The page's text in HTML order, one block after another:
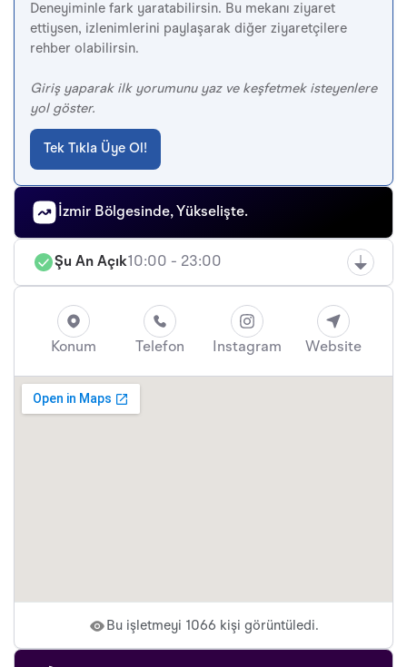
Deneyiminle fark yaratabilirsin. Bu mekanı ziyaret
ettiysen, izlenimlerini paylaşarak diğer ziyaretçilere
rehber olabilirsin.
Giriş yaparak ilk yorumunu yaz ve keşfetmek isteyenlere
yol göster.
Tek Tıkla Üye Ol!
İzmir Bölgesinde, Yükselişte.
Şu An Açık10:00 - 23:00
Konum Telefon Instagram Website
Bu işletmeyi 1066 kişi görüntüledi.